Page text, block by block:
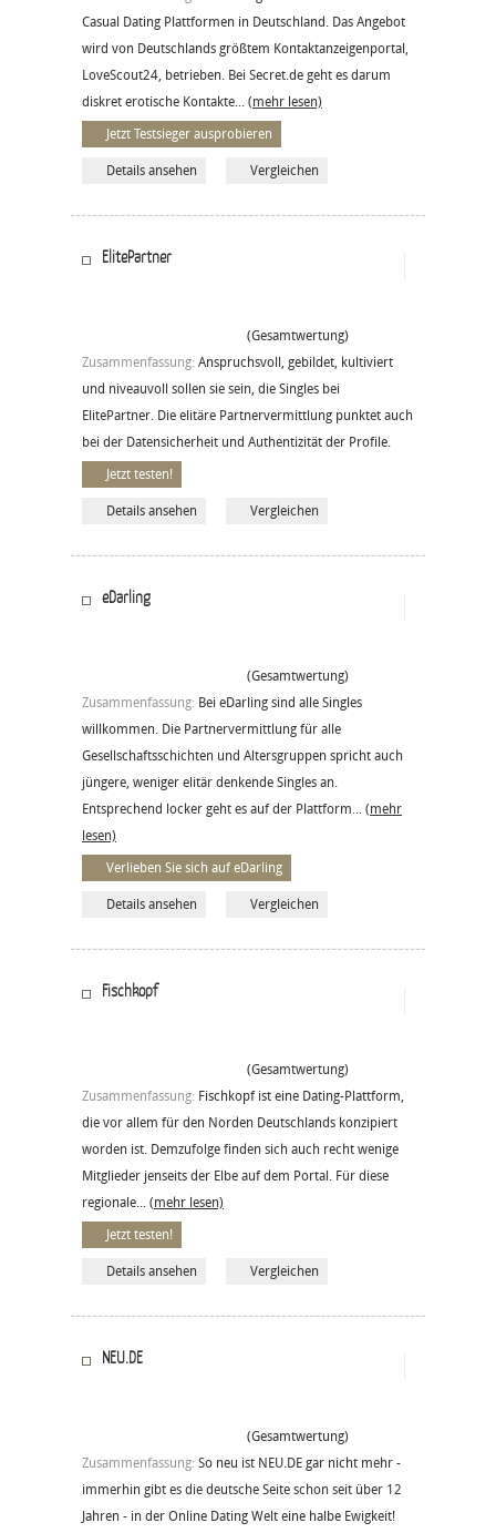
Casual Dating Plattformen in Deutschland. Das Angebot
wird von Deutschlands größtem Kontaktanzeigenportal,
LoveScout24, betrieben. Bei Secret.de geht es darum
diskret erotische Kontakte... (mehr lesen)
Jetzt Testsieger ausprobieren
Details ansehen Vergleichen
ElitePartner
(Gesamtwertung)
Zusammenfassung: Anspruchsvoll, gebildet, kultiviert
und niveauvoll sollen sie sein, die Singles bei
ElitePartner. Die elitäre Partnervermittlung punktet auch
bei der Datensicherheit und Authentizität der Profile.
Jetzt testen!
Details ansehen Vergleichen
eDarling
(Gesamtwertung)
Zusammenfassung: Bei eDarling sind alle Singles
willkommen. Die Partnervermittlung für alle
Gesellschaftsschichten und Altersgruppen spricht auch
jüngere, weniger elitär denkende Singles an.
Entsprechend locker geht es auf der Plattform... (mehr
lesen)
Verlieben Sie sich auf eDarling
Details ansehen Vergleichen
Fischkopf
(Gesamtwertung)
Zusammenfassung: Fischkopf ist eine Dating-Plattform,
die vor allem für den Norden Deutschlands konzipiert
worden ist. Demzufolge finden sich auch recht wenige
Mitglieder jenseits der Elbe auf dem Portal. Für diese
regionale... (mehr lesen)
Jetzt testen!
Details ansehen Vergleichen
NEU.DE
(Gesamtwertung)
Zusammenfassung: So neu ist NEU.DE gar nicht mehr -
immerhin gibt es die deutsche Seite schon seit über 12
Jahren - in der Online Dating Welt eine halbe Ewigkeit!